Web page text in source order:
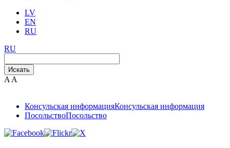
LV
EN
RU
RU
Искать
A A
Консульская информацияКонсульская информация
ПосольствоПосольство